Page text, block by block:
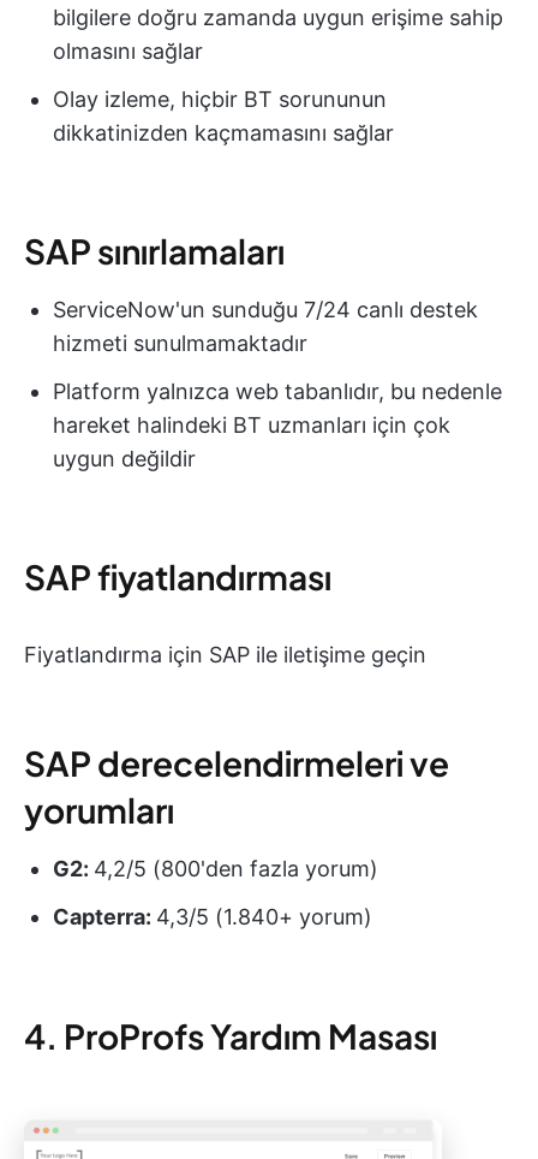
bilgilere doğru zamanda uygun erişime sahip
olmasını sağlar
Olay izleme, hiçbir BT sorununun
dikkatinizden kaçmamasını sağlar
SAP sınırlamaları
ServiceNow'un sunduğu 7/24 canlı destek
hizmeti sunulmamaktadır
Platform yalnızca web tabanlıdır, bu nedenle
hareket halindeki BT uzmanları için çok
uygun değildir
SAP fiyatlandırması
Fiyatlandırma için SAP ile iletişime geçin
SAP derecelendirmeleri ve
yorumları
G2: 4,2/5 (800'den fazla yorum)
Capterra: 4,3/5 (1.840+ yorum)
4. ProProfs Yardım Masası